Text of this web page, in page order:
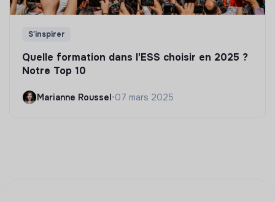
S'inspirer
Quelle formation dans l'ESS choisir en 2025 ?
Notre Top 10
Marianne Roussel•07 mars 2025